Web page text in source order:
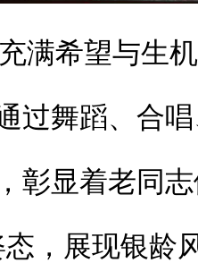
满希望与生
过舞蹈、合
彰显着老同
，展现银龄